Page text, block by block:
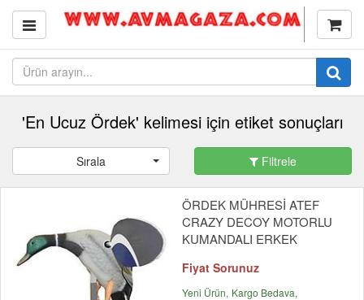
'En Ucuz Ördek' kelimesi için etiket sonuçları
Sırala Filtrele
ÖRDEK MÜHRESİ ATEF
CRAZY DECOY MOTORLU
KUMANDALI ERKEK
Fiyat Sorunuz
Yeni Ürün Kargo Bedava